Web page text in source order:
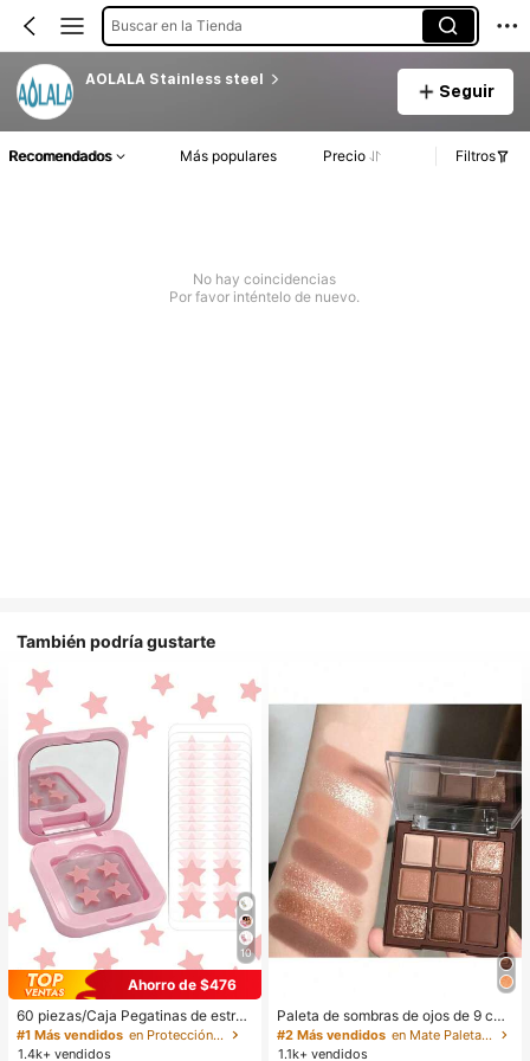
Buscar en la Tienda
AOLALA Stainless steel
Seguir
Recomendados Más populares Precio Filtros
No hay coincidencias
Por favor inténtelo de nuevo.
También podría gustarte
10
Ahorro de $476
60 piezas/Caja Pegatinas de estrell
a lindas - Pegatinas faciales, sin al
cohol, sin fragancia, suaves en la pi
#1 Más vendidos
en Protección de la piel
1.4k+ vendidos
Paleta de sombras de ojos de 9 col
ores de tonos tierra neutros de cho
colate con leche, maquillaje ligero,
#2 Más vendidos
en Mate Paletas de sombras de ojos
1.1k+ vendidos